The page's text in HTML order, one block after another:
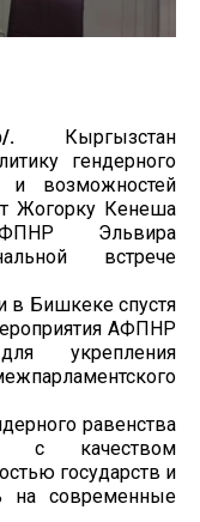
. Кыргызстан
гендерного
и возможностей
Жогорку Кенеша
Эльвира
встрече
в Бишкеке спустя
АФПНР
укрепления
равенства
с качеством
государств и
на современные